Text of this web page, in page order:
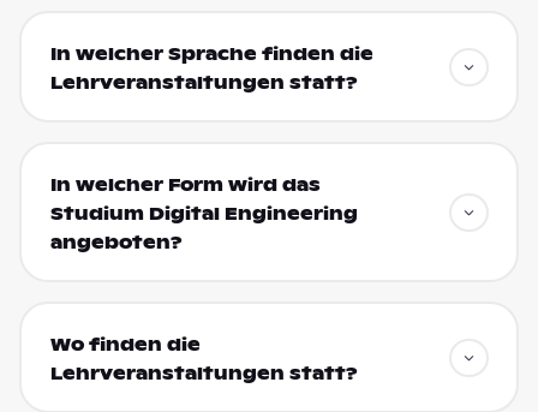
In welcher Sprache finden die
Lehrveranstaltungen statt?
In welcher Form wird das
Studium Digital Engineering
angeboten?
Wo finden die
Lehrveranstaltungen statt?